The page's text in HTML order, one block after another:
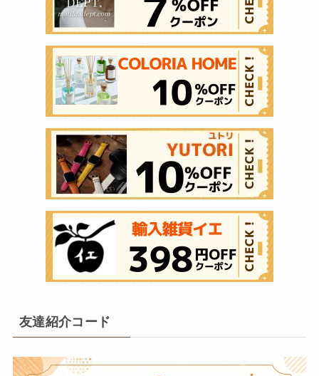
友達紹介コード